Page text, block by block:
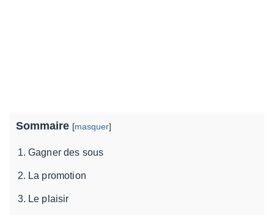
Sommaire [masquer]
Gagner des sous
La promotion
Le plaisir